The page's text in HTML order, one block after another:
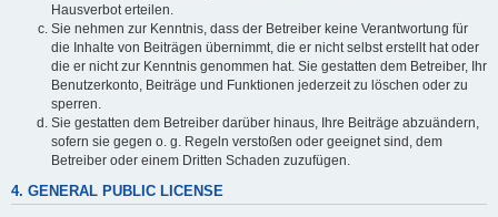
Hausverbot erteilen.
Sie nehmen zur Kenntnis, dass der Betreiber keine Verantwortung für
die Inhalte von Beiträgen übernimmt, die er nicht selbst erstellt hat oder
die er nicht zur Kenntnis genommen hat. Sie gestatten dem Betreiber, Ihr
Benutzerkonto, Beiträge und Funktionen jederzeit zu löschen oder zu
sperren.
Sie gestatten dem Betreiber darüber hinaus, Ihre Beiträge abzuändern,
sofern sie gegen o. g. Regeln verstoßen oder geeignet sind, dem
Betreiber oder einem Dritten Schaden zuzufügen.
4. GENERAL PUBLIC LICENSE